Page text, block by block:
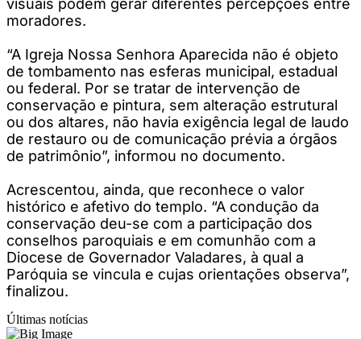
visuais podem gerar diferentes percepções entre
moradores.
“A Igreja Nossa Senhora Aparecida não é objeto
de tombamento nas esferas municipal, estadual
ou federal. Por se tratar de intervenção de
conservação e pintura, sem alteração estrutural
ou dos altares, não havia exigência legal de laudo
de restauro ou de comunicação prévia a órgãos
de patrimônio”, informou no documento.
Acrescentou, ainda, que reconhece o valor
histórico e afetivo do templo. “A condução da
conservação deu-se com a participação dos
conselhos paroquiais e em comunhão com a
Diocese de Governador Valadares, à qual a
Paróquia se vincula e cujas orientações observa”,
finalizou.
Últimas notícias